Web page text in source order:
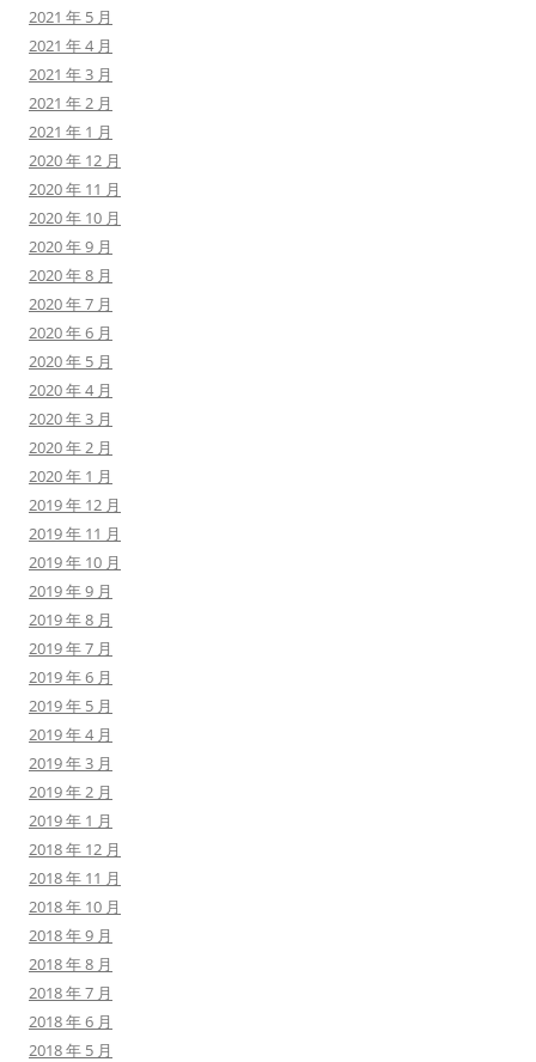
2021 年 5 月
2021 年 4 月
2021 年 3 月
2021 年 2 月
2021 年 1 月
2020 年 12 月
2020 年 11 月
2020 年 10 月
2020 年 9 月
2020 年 8 月
2020 年 7 月
2020 年 6 月
2020 年 5 月
2020 年 4 月
2020 年 3 月
2020 年 2 月
2020 年 1 月
2019 年 12 月
2019 年 11 月
2019 年 10 月
2019 年 9 月
2019 年 8 月
2019 年 7 月
2019 年 6 月
2019 年 5 月
2019 年 4 月
2019 年 3 月
2019 年 2 月
2019 年 1 月
2018 年 12 月
2018 年 11 月
2018 年 10 月
2018 年 9 月
2018 年 8 月
2018 年 7 月
2018 年 6 月
2018 年 5 月